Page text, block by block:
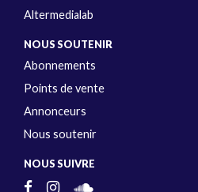
Altermedialab
NOUS SOUTENIR
Abonnements
Points de vente
Annonceurs
Nous soutenir
NOUS SUIVRE